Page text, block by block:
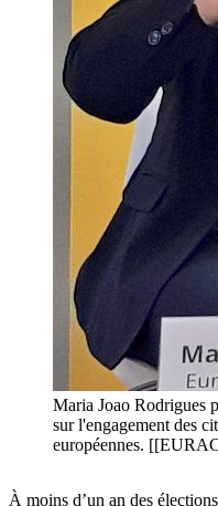
Maria Joao Rodrigues
sur l'engagement des
européennes.
À moins d’un an des